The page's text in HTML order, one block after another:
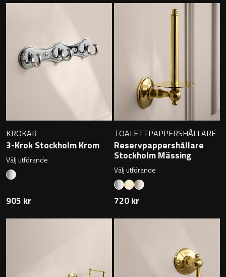
KROKAR
3-Krok Stockholm Krom
Välj utförande
905 kr
TOALETTPAPPERSHÅLLARE
Reservpappershållare
Stockholm Mässing
Välj utförande
720 kr